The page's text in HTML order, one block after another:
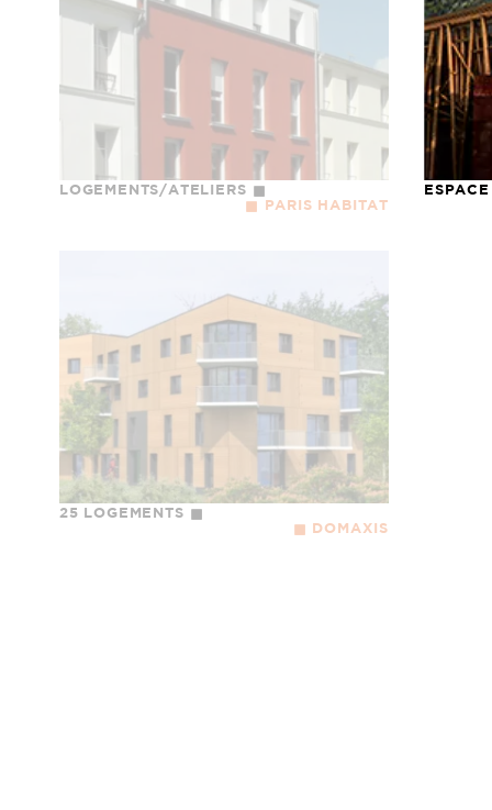
LOGEMENTS/ATELIERS
PARIS HABITAT
25 LOGEMENTS
DOMAXIS